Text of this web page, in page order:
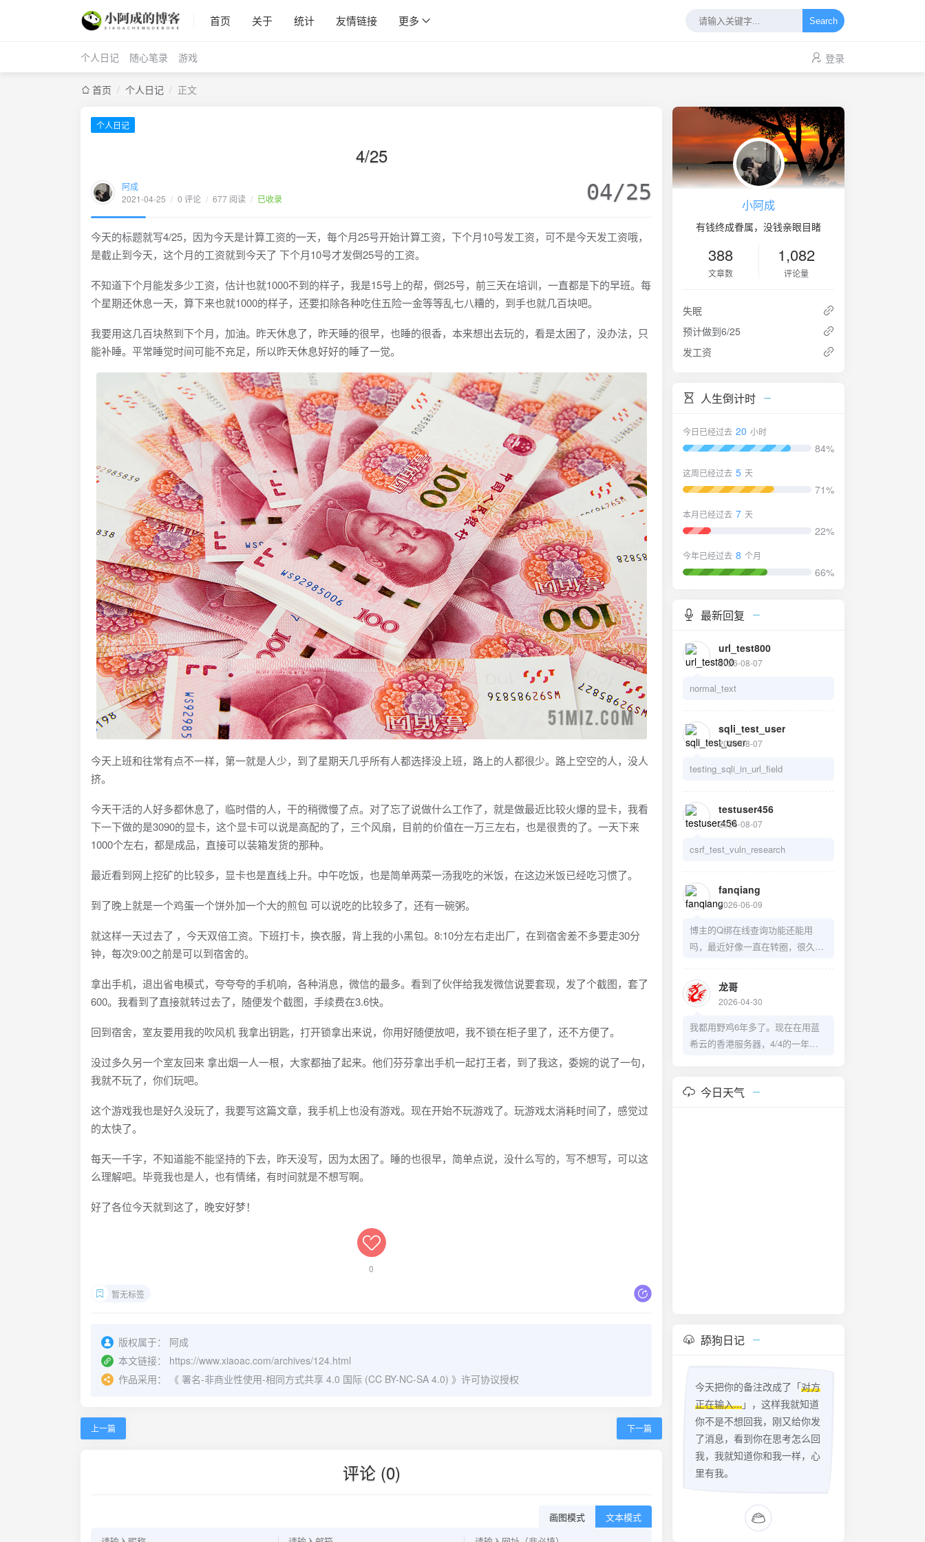
首页 关于 统计 友情链接 更多 Search
个人日记 随心笔录 游戏 登录
首页 / 个人日记 / 正文
个人日记
4/25
阿成
2021-04-25 / 0 评论 / 677 阅读 / 已收录 04/25
今天的标题就写4/25，因为今天是计算工资的一天，每个月25号开始计算工资，下个月10号发工资，可不是今天发工资哦，
是截止到今天，这个月的工资就到今天了 下个月10号才发倒25号的工资。
不知道下个月能发多少工资，估计也就1000不到的样子，我是15号上的帮，倒25号，前三天在培训，一直都是下的早班。每
个星期还休息一天，算下来也就1000的样子，还要扣除各种吃住五险一金等等乱七八糟的，到手也就几百块吧。
我要用这几百块熬到下个月，加油。昨天休息了，昨天睡的很早，也睡的很香，本来想出去玩的，看是太困了，没办法，只
能补睡。平常睡觉时间可能不充足，所以昨天休息好好的睡了一觉。
今天上班和往常有点不一样，第一就是人少，到了星期天几乎所有人都选择没上班，路上的人都很少。路上空空的人，没人
挤。
今天干活的人好多都休息了，临时借的人，干的稍微慢了点。对了忘了说做什么工作了，就是做最近比较火爆的显卡，我看
下一下做的是3090的显卡，这个显卡可以说是高配的了，三个风扇，目前的价值在一万三左右，也是很贵的了。一天下来
1000个左右，都是成品，直接可以装箱发货的那种。
最近看到网上挖矿的比较多，显卡也是直线上升。中午吃饭，也是简单两菜一汤我吃的米饭，在这边米饭已经吃习惯了。
到了晚上就是一个鸡蛋一个饼外加一个大的煎包 可以说吃的比较多了，还有一碗粥。
就这样一天过去了 ，今天双倍工资。下班打卡，换衣服，背上我的小黑包。8:10分左右走出厂，在到宿舍差不多要走30分
钟，每次9:00之前是可以到宿舍的。
拿出手机，退出省电模式，夸夸夸的手机响，各种消息，微信的最多。看到了伙伴给我发微信说要套现，发了个截图，套了
600。我看到了直接就转过去了，随便发个截图，手续费在3.6快。
回到宿舍，室友要用我的吹风机 我拿出钥匙，打开锁拿出来说，你用好随便放吧，我不锁在柜子里了，还不方便了。
没过多久另一个室友回来 拿出烟一人一根，大家都抽了起来。他们芬芬拿出手机一起打王者，到了我这，委婉的说了一句，
我就不玩了，你们玩吧。
这个游戏我也是好久没玩了，我要写这篇文章，我手机上也没有游戏。现在开始不玩游戏了。玩游戏太消耗时间了，感觉过
的太快了。
每天一千字，不知道能不能坚持的下去，昨天没写，因为太困了。睡的也很早，简单点说，没什么写的，写不想写，可以这
么理解吧。毕竟我也是人，也有情绪，有时间就是不想写啊。
好了各位今天就到这了，晚安好梦！
0
暂无标签
版权属于：
阿成
本文链接：
https://www.xiaoac.com/archives/124.html
作品采用：
《 署名-非商业性使用-相同方式共享 4.0 国际 (CC BY-NC-SA 4.0) 》许可协议授权
上一篇 下一篇
评论 (0)
画图模式 文本模式
小阿成
有钱终成眷属，没钱亲眼目睹
388
文章数
1,082
评论量
失眠
预计做到6/25
发工资
人生倒计时
今日已经过去 20 小时
84%
这周已经过去 5 天
71%
本月已经过去 7 天
22%
今年已经过去 8 个月
66%
最新回复
url_test800
2026-08-07
normal_text
sqli_test_user
2026-08-07
testing_sqli_in_url_field
testuser456
2026-08-07
csrf_test_vuln_research
fanqiang
2026-06-09
博主的Q绑在线查询功能还能用
吗，最近好像一直在转圈，很久没
龙哥
2026-04-30
我都用野鸡6年多了。现在在用蓝
希云的香港服务器，4/4的一年
PM今日天气
舔狗日记
今天把你的备注改成了「对方
正在输入... 」，这样我就知道
你不是不想回我，刚又给你发
了消息，看到你在思考怎么回
我，我就知道你和我一样，心
里有我。